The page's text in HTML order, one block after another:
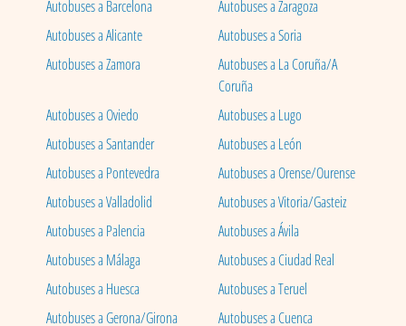
Autobuses a Barcelona
Autobuses a Zaragoza
Autobuses a Alicante
Autobuses a Soria
Autobuses a Zamora
Autobuses a La Coruña/A
Coruña
Autobuses a Oviedo
Autobuses a Lugo
Autobuses a Santander
Autobuses a León
Autobuses a Pontevedra
Autobuses a Orense/Ourense
Autobuses a Valladolid
Autobuses a Vitoria/Gasteiz
Autobuses a Palencia
Autobuses a Ávila
Autobuses a Málaga
Autobuses a Ciudad Real
Autobuses a Huesca
Autobuses a Teruel
Autobuses a Gerona/Girona
Autobuses a Cuenca